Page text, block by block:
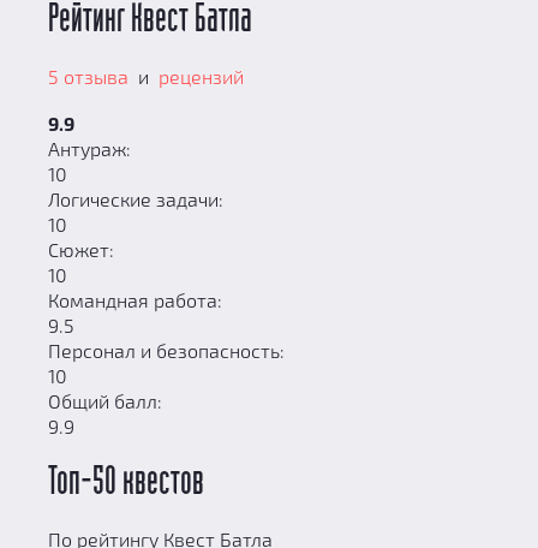
Рейтинг Квест Батла
5 отзыва и рецензий
9.9
Антураж:
10
Логические задачи:
10
Сюжет:
10
Командная работа:
9.5
Персонал и безопасность:
10
Общий балл:
9.9
Топ-50 квестов
По рейтингу Квест Батла